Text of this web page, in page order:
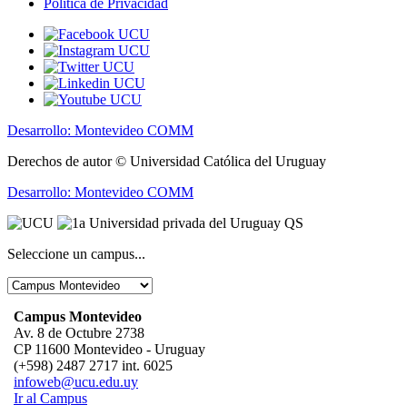
Política de Privacidad
Desarrollo: Montevideo COMM
Derechos de autor © Universidad Católica del Uruguay
Desarrollo: Montevideo COMM
Seleccione un campus...
Campus Montevideo
Av. 8 de Octubre 2738
CP 11600 Montevideo - Uruguay
(+598) 2487 2717 int. 6025
infoweb@ucu.edu.uy
Ir al Campus